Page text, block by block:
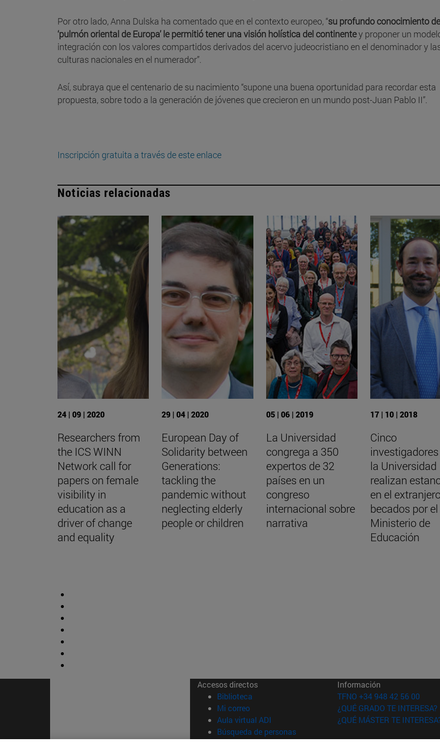
Por otro lado, Anna Dulska ha comentado que en el contexto europeo, “su profundo conocimiento
‘pulmón oriental de Europa’ le permitió tener una visión holística del continentey proponer un
integración con los valores compartidos derivados del acervo judeocristiano en el denominador y
culturas nacionales en el numerador”.
Así, subraya que el centenario de su nacimiento “supone una buena oportunidad para recordar esta
propuesta, sobre todo a la generación de jóvenes que crecieron en un mundo post-Juan Pablo II”.
Inscripción gratuita a través de este enlace
Noticias relacionadas
24 | 09 | 2020
Researchers from
the ICS WINN
Network call for
papers on female
visibility in
education as a
driver of change
and equality
29 | 04 | 2020
European Day of
Solidarity between
Generations:
tackling the
pandemic without
neglecting elderly
people or children
05 | 06 | 2019
La Universidad
congrega a 350
expertos de 32
países en un
congreso
internacional sobre
narrativa
17 | 10 | 2018
Cinco
la Universidad
realizan
en el
becados por el
Ministerio de
Educación
Accesos directos
Biblioteca (abre en nueva ventana)
Mi correo(abre en nueva ventana)
Aula virtual ADI (abre en nueva ventana)
Búsqueda de personas(abre en nueva ventana)
(abre en nueva ventana)
Información
TFNO +34 948 42 56 00
¿QUÉ GRADO TE INTERESA?
¿QUÉ MÁSTER TE